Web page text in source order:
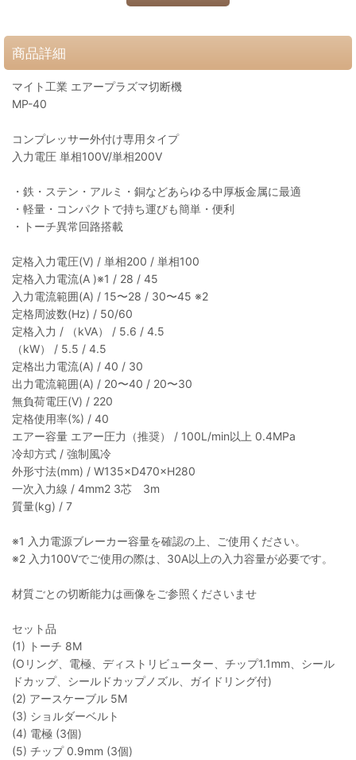
商品詳細
マイト工業 エアープラズマ切断機
MP-40
コンプレッサー外付け専用タイプ
入力電圧 単相100V/単相200V
・鉄・ステン・アルミ・銅などあらゆる中厚板金属に最適
・軽量・コンパクトで持ち運びも簡単・便利
・トーチ異常回路搭載
定格入力電圧(V) / 単相200 / 単相100
定格入力電流(A )※1 / 28 / 45
入力電流範囲(A) / 15〜28 / 30〜45 ※2
定格周波数(Hz) / 50/60
定格入力 / （kVA） / 5.6 / 4.5
（kW） / 5.5 / 4.5
定格出力電流(A) / 40 / 30
出力電流範囲(A) / 20〜40 / 20〜30
無負荷電圧(V) / 220
定格使用率(%) / 40
エアー容量 エアー圧力（推奨） / 100L/min以上 0.4MPa
冷却方式 / 強制風冷
外形寸法(mm) / W135×D470×H280
一次入力線 / 4mm2 3芯 3m
質量(kg) / 7
※1 入力電源ブレーカー容量を確認の上、ご使用ください。
※2 入力100Vでご使用の際は、30A以上の入力容量が必要です。
材質ごとの切断能力は画像をご参照くださいませ
セット品
(1) トーチ 8M
(Oリング、電極、ディストリビューター、チップ1.1mm、シール
ドカップ、シールドカップノズル、ガイドリング付)
(2) アースケーブル 5M
(3) ショルダーベルト
(4) 電極 (3個)
(5) チップ 0.9mm (3個)